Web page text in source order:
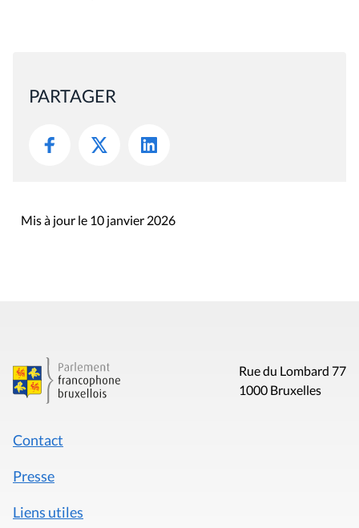
PARTAGER
Mis à jour le 10 janvier 2026
Rue du Lombard 77
1000 Bruxelles
Contact
Presse
Liens utiles